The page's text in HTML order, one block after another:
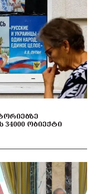
34000 ᲝᲑᲘᲔᲥᲢᲘ